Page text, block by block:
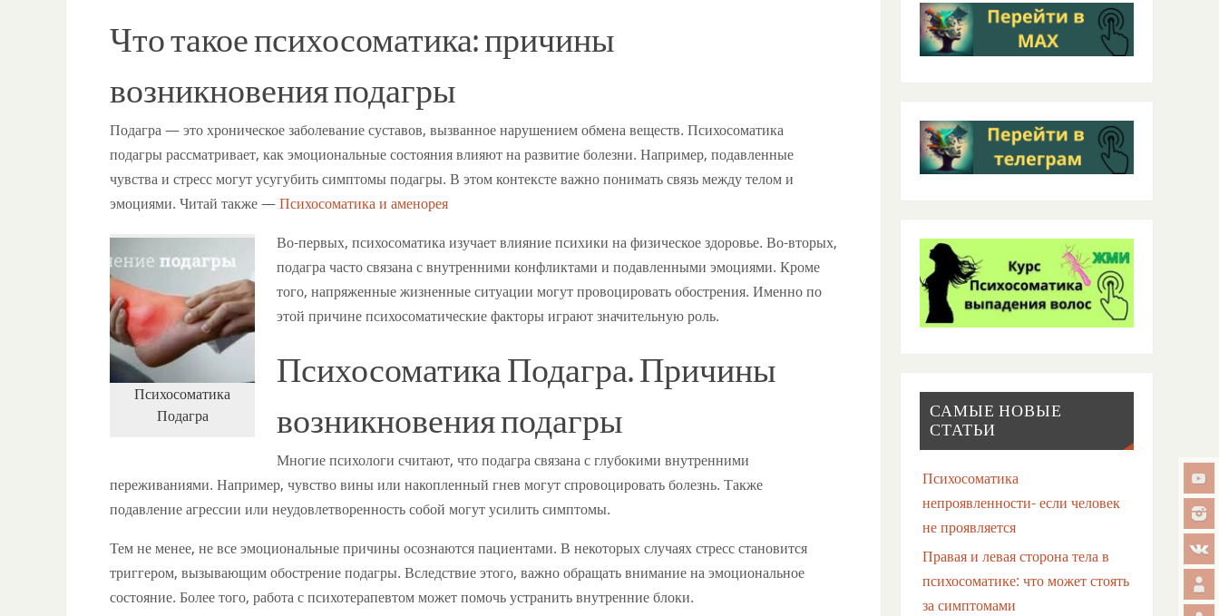
Что такое психосоматика: причины
возникновения подагры
Подагра — это хроническое заболевание суставов, вызванное нарушением обмена веществ. Психосоматика
подагры рассматривает, как эмоциональные состояния влияют на развитие болезни. Например, подавленные
чувства и стресс могут усугубить симптомы подагры. В этом контексте важно понимать связь между телом и
эмоциями. Читай также —Психосоматика и аменорея
Психосоматика
Подагра
Во-первых, психосоматика изучает влияние психики на физическое здоровье. Во-вторых,
подагра часто связана с внутренними конфликтами и подавленными эмоциями. Кроме
того, напряженные жизненные ситуации могут провоцировать обострения. Именно по
этой причине психосоматические факторы играют значительную роль.
Психосоматика Подагра. Причины
возникновения подагры
Многие психологи считают, что подагра связана с глубокими внутренними
переживаниями. Например, чувство вины или накопленный гнев могут спровоцировать болезнь. Также
подавление агрессии или неудовлетворенность собой могут усилить симптомы.
Тем не менее, не все эмоциональные причины осознаются пациентами. В некоторых случаях стресс становится
триггером, вызывающим обострение подагры. Вследствие этого, важно обращать внимание на эмоциональное
состояние. Более того, работа с психотерапевтом может помочь устранить внутренние блоки.
САМЫЕ НОВЫЕ
СТАТЬИ
Психосоматика
непроявленности- если человек
не проявляется
Правая и левая сторона тела в
психосоматике: что может стоять
за симптомами